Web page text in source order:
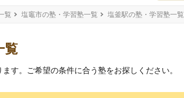
覧 塩竈市の塾・学習塾一覧 塩釜駅の塾・学習塾一覧
覧
す。ご希望の条件に合う塾をお探しください。